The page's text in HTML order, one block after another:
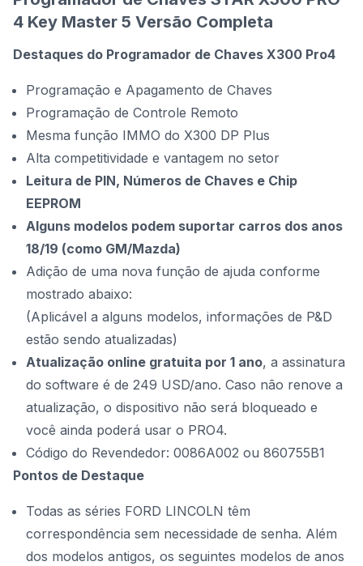
4 Key Master 5 Versão Completa
Destaques do Programador de Chaves X300 Pro4
Programação e Apagamento de Chaves
Programação de Controle Remoto
Mesma função IMMO do X300 DP Plus
Alta competitividade e vantagem no setor
Leitura de PIN, Números de Chaves e Chip
EEPROM
Alguns modelos podem suportar carros dos anos
18/19 (como GM/Mazda)
Adição de uma nova função de ajuda conforme
mostrado abaixo:
(Aplicável a alguns modelos, informações de P&D
estão sendo atualizadas)
Atualização online gratuita por 1 ano, a assinatura
do software é de 249 USD/ano. Caso não renove a
atualização, o dispositivo não será bloqueado e
você ainda poderá usar o PRO4.
Código do Revendedor: 0086A002 ou 860755B1
Pontos de Destaque
Todas as séries FORD LINCOLN têm
correspondência sem necessidade de senha. Além
dos modelos antigos, os seguintes modelos de anos